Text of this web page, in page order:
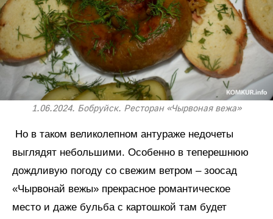
1.06.2024. Бобруйск. Ресторан «Чырвоная вежа»
Но в таком великолепном антураже недочеты
выглядят небольшими. Особенно в теперешнюю
дождливую погоду со свежим ветром – зоосад
«Чырвонай вежы» прекрасное романтическое
место и даже бульба с картошкой там будет